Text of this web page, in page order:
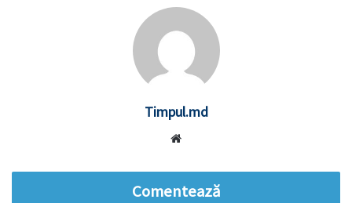
Timpul.md
Comentează